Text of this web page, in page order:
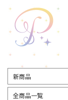
新商品
全商品一覧